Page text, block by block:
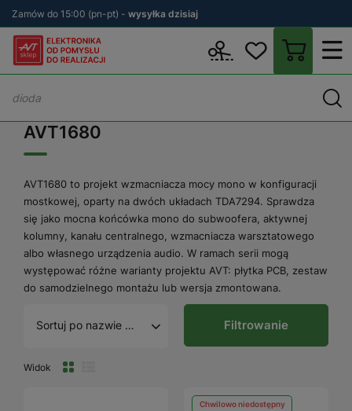
Zamów do 15:00 (pn-pt) - wysyłka dzisiaj
AVT1680
AVT1680 to projekt wzmacniacza mocy mono w konfiguracji
mostkowej, oparty na dwóch układach TDA7294. Sprawdza
się jako mocna końcówka mono do subwoofera, aktywnej
kolumny, kanału centralnego, wzmacniacza warsztatowego
albo własnego urządzenia audio. W ramach serii mogą
występować różne warianty projektu AVT: płytka PCB, zestaw
do samodzielnego montażu lub wersja zmontowana.
Sortuj po nazwie A - Z
Widok
Filtrowanie
Chwilowo niedostępny